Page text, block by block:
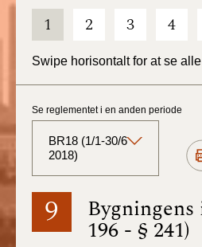
1 2 3 4
Swipe horisontalt for at se
9 196 - § 241)
Se reglementet i en anden periode
BR18 (1/1-30/6
2018)
BR18 (Aktuelt)
BR18 (1/7-31/12